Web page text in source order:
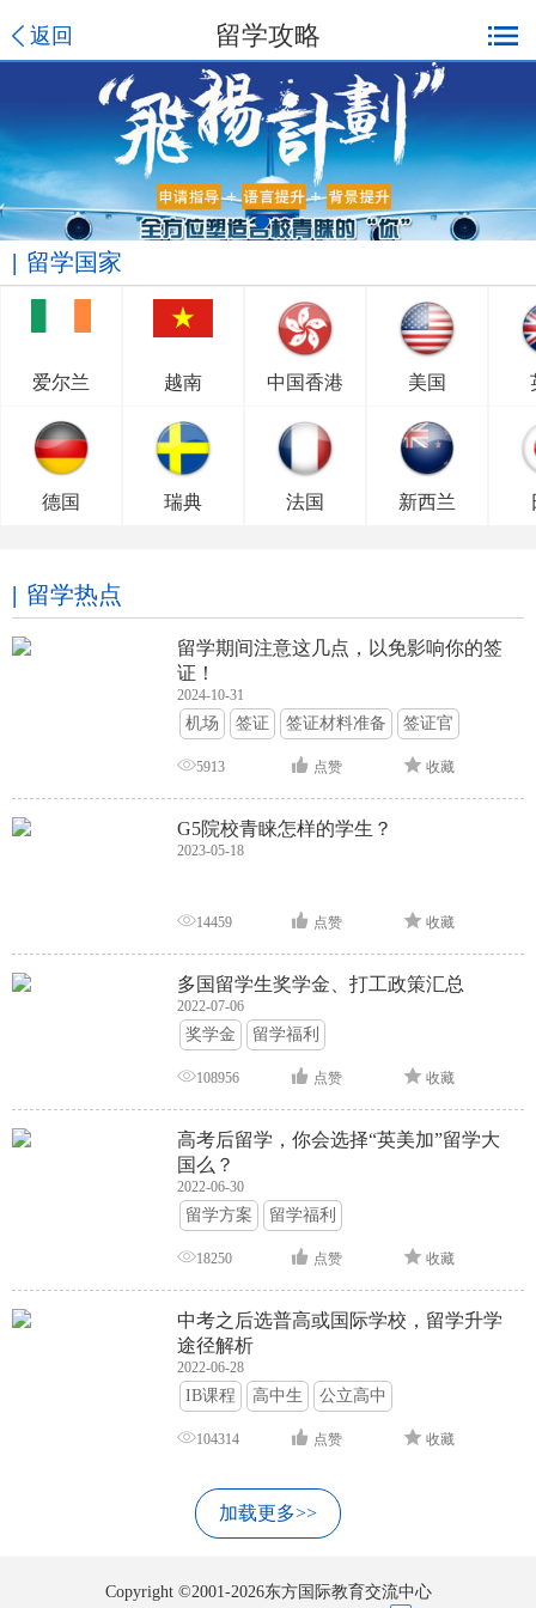
返回 留学攻略
留学国家
爱尔兰 越南 中国香港 美国
德国 瑞典 法国 新西兰
留学热点
留学期间注意这几点，以免影响你的签
证！
2024-10-31
机场 签证 签证材料准备 签证官
签证面试 签证申请攻略
5913 点赞 收藏
G5院校青睐怎样的学生？
2023-05-18
14459 点赞 收藏
多国留学生奖学金、打工政策汇总
2022-07-06
奖学金 留学福利
108956 点赞 收藏
高考后留学，你会选择“英美加”留学大
国么？
2022-06-30
留学方案 留学福利
18250 点赞 收藏
中考之后选普高或国际学校，留学升学
途径解析
2022-06-28
IB课程 高中生 公立高中
104314 点赞 收藏
加载更多>>
Copyright ©2001-2026东方国际教育交流中心